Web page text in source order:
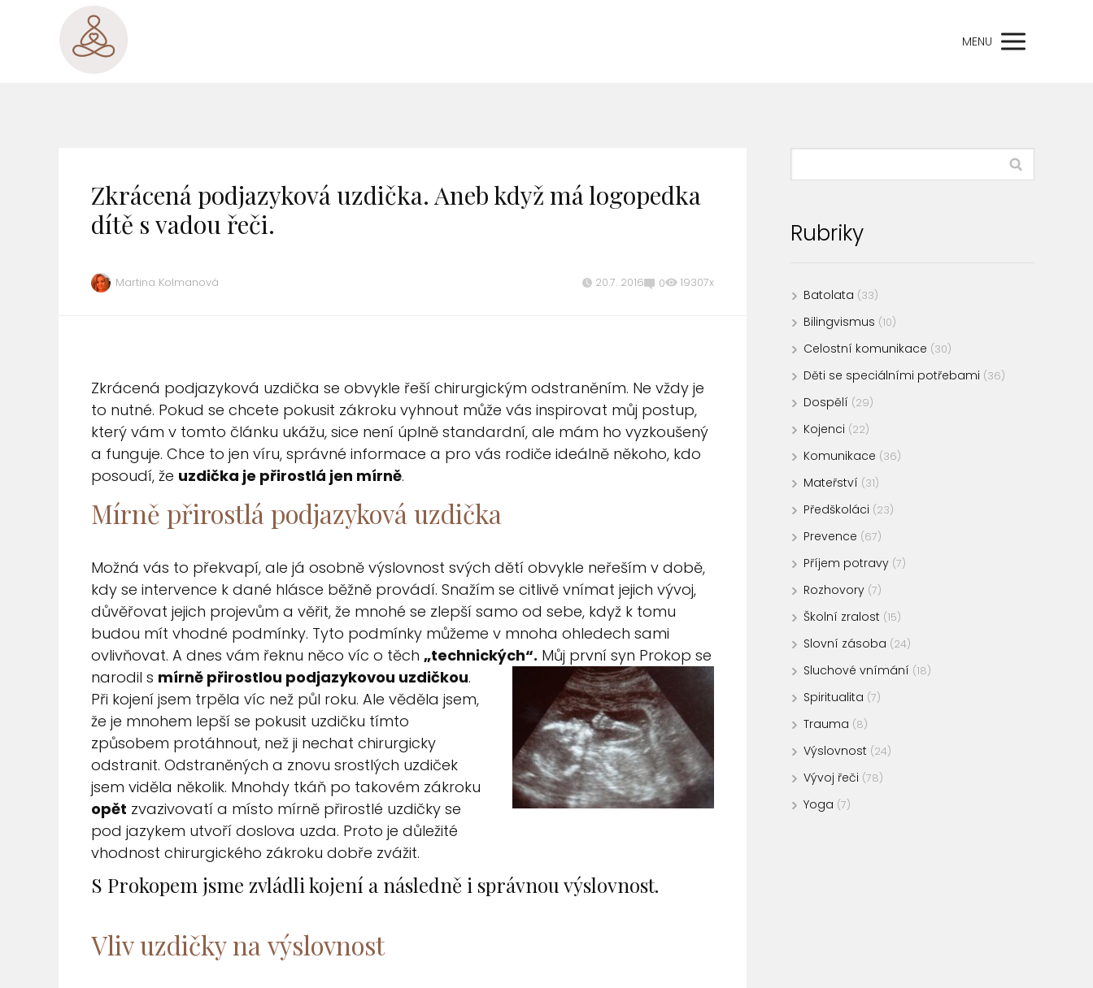
MENU
Zkrácená podjazyková uzdička. Aneb když má logopedka
dítě s vadou řeči.
Martina Kolmanová 20.7. 2016 0 19307x
Zkrácená podjazyková uzdička se obvykle řeší chirurgickým odstraněním. Ne vždy je
to nutné. Pokud se chcete pokusit zákroku vyhnout může vás inspirovat můj postup,
který vám v tomto článku ukážu, sice není úplně standardní, ale mám ho vyzkoušený
a funguje. Chce to jen víru, správné informace a pro vás rodiče ideálně někoho, kdo
posoudí, že uzdička je přirostlá jen mírně.
Mírně přirostlá podjazyková uzdička
Možná vás to překvapí, ale já osobně výslovnost svých dětí obvykle neřeším v době,
kdy se intervence k dané hlásce běžně provádí. Snažím se citlivě vnímat jejich vývoj,
důvěřovat jejich projevům a věřit, že mnohé se zlepší samo od sebe, když k tomu
budou mít vhodné podmínky. Tyto podmínky můžeme v mnoha ohledech sami
ovlivňovat. A dnes vám řeknu něco víc o těch „technických“. Můj první syn Prokop se
narodil s mírně přirostlou podjazykovou uzdičkou.
Při kojení jsem trpěla víc než půl roku. Ale věděla jsem,
že je mnohem lepší se pokusit uzdičku tímto
způsobem protáhnout, než ji nechat chirurgicky
odstranit. Odstraněných a znovu srostlých uzdiček
jsem viděla několik. Mnohdy tkáň po takovém zákroku
opět zvazivovatí a místo mírně přirostlé uzdičky se
pod jazykem utvoří doslova uzda. Proto je důležité
vhodnost chirurgického zákroku dobře zvážit.
S Prokopem jsme zvládli kojení a následně i správnou výslovnost.
Vliv uzdičky na výslovnost
Rubriky
Batolata (33)
Bilingvismus (10)
Celostní komunikace (30)
Děti se speciálními potřebami (36)
Dospělí (29)
Kojenci (22)
Komunikace (36)
Mateřství (31)
Předškoláci (23)
Prevence (67)
Příjem potravy (7)
Rozhovory (7)
Školní zralost (15)
Slovní zásoba (24)
Sluchové vnímání (18)
Spiritualita (7)
Trauma (8)
Výslovnost (24)
Vývoj řeči (78)
Yoga (7)